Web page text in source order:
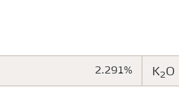
상 방지, 관주재배시 관막힘 방지의 탁월
생산을 돕겠습니다.
2.291% K2 O